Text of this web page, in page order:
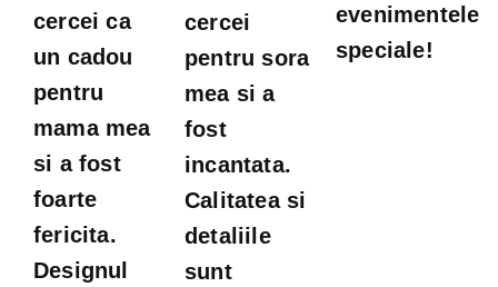
cercei ca
un cadou
pentru
mama mea
si a fost
foarte
fericita.
Designul
cercei
pentru sora
mea si a
fost
incantata.
Calitatea si
detaliile
sunt
evenimentele
speciale!